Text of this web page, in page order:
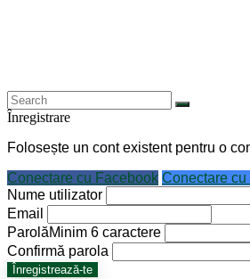
Înregistrare
Folosește un cont existent pentru o
Conectare cu Facebook Conectare cu
Nume utilizator
Email
ParolăMinim 6 caractere
Confirmă parola
Înregistrează-te